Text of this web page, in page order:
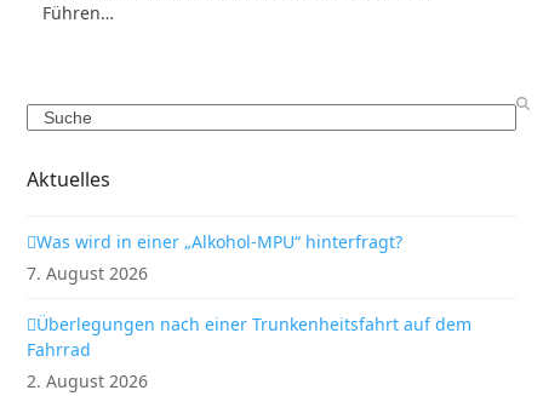
Führen…
Search
Aktuelles
Was wird in einer „Alkohol-MPU“ hinterfragt?
7. August 2026
Überlegungen nach einer Trunkenheitsfahrt auf dem
Fahrrad
2. August 2026